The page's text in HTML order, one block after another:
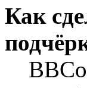
Как